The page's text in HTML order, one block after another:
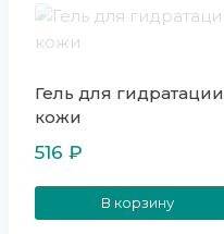
Гель для гидратации
кожи
516 ₽
В корзину